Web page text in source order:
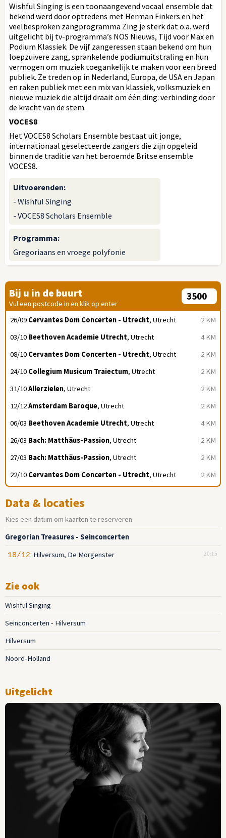
Wishful Singing is een toonaangevend vocaal ensemble dat
bekend werd door optredens met Herman Finkers en het
veelbesproken zangprogramma Zing je sterk dat o.a. werd
uitgelicht bij tv-programma’s NOS Nieuws, Tijd voor Max en
Podium Klassiek. De vijf zangeressen staan bekend om hun
loepzuivere zang, sprankelende podiumuitstraling en hun
vermogen om muziek toegankelijk te maken voor een breed
publiek. Ze treden op in Nederland, Europa, de USA en Japan
en raken publiek met een mix van klassiek, volksmuziek en
nieuwe muziek die altijd draait om één ding: verbinding door
de kracht van de stem.
VOCES8
Het VOCES8 Scholars Ensemble bestaat uit jonge,
internationaal geselecteerde zangers die zijn opgeleid
binnen de traditie van het beroemde Britse ensemble
VOCES8.
Uitvoerenden:
- Wishful Singing
- VOCES8 Scholars Ensemble
Programma:
Gregoriaans en vroege polyfonie
Bij u in de buurt
Vul een postcode in en klik op enter
2 KM
26/09 Cervantes Dom Concerten - Utrecht, Utrecht
4 KM
03/10 Beethoven Academie Utrecht, Utrecht
2 KM
08/10 Cervantes Dom Concerten - Utrecht, Utrecht
2 KM
24/10 Collegium Musicum Traiectum, Utrecht
2 KM
31/10Allerzielen, Utrecht
2 KM
12/12Amsterdam Baroque, Utrecht
4 KM
06/03 Beethoven Academie Utrecht, Utrecht
2 KM
26/03 Bach: Matthäus-Passion, Utrecht
2 KM
27/03 Bach: Matthäus-Passion, Utrecht
2 KM
22/10 Cervantes Dom Concerten - Utrecht, Utrecht
Data & locaties
Kies een datum om kaarten te reserveren.
Gregorian Treasures - Seinconcerten
20:15
18/12 Hilversum, De Morgenster
Zie ook
Wishful Singing
Seinconcerten - Hilversum
Hilversum
Noord-Holland
Uitgelicht